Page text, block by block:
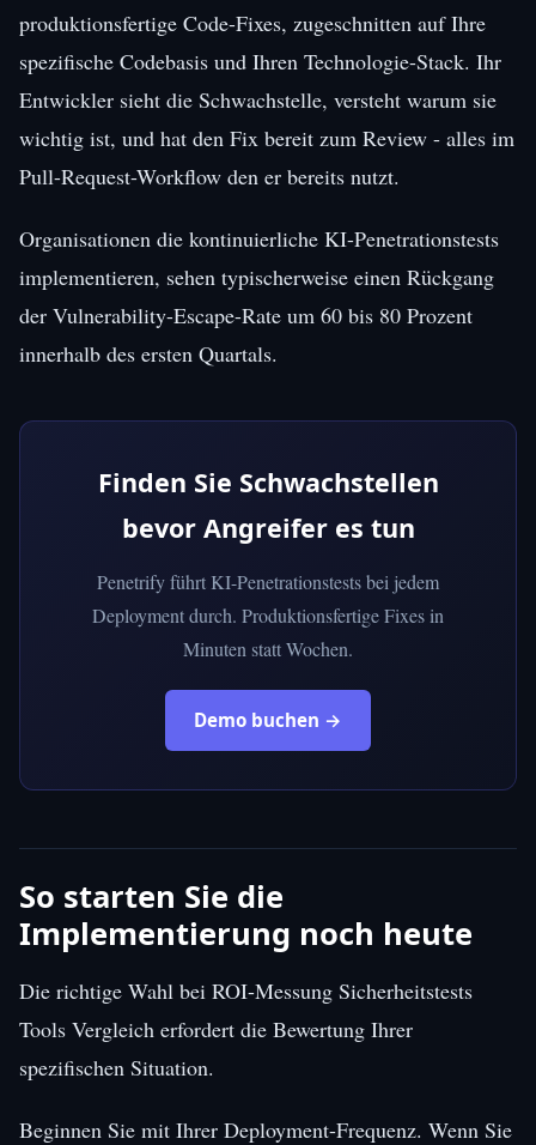
produktionsfertige Code-Fixes, zugeschnitten auf Ihre
spezifische Codebasis und Ihren Technologie-Stack. Ihr
Entwickler sieht die Schwachstelle, versteht warum sie
wichtig ist, und hat den Fix bereit zum Review - alles im
Pull-Request-Workflow den er bereits nutzt.
Organisationen die kontinuierliche KI-Penetrationstests
implementieren, sehen typischerweise einen Rückgang
der Vulnerability-Escape-Rate um 60 bis 80 Prozent
innerhalb des ersten Quartals.
Finden Sie Schwachstellen
bevor Angreifer es tun
Penetrify führt KI-Penetrationstests bei jedem
Deployment durch. Produktionsfertige Fixes in
Minuten statt Wochen.
Demo buchen →
So starten Sie die
Implementierung noch heute
Die richtige Wahl bei ROI-Messung Sicherheitstests
Tools Vergleich erfordert die Bewertung Ihrer
spezifischen Situation.
Beginnen Sie mit Ihrer Deployment-Frequenz. Wenn Sie